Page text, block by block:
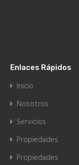
Enlaces Rápidos
Inicio
Nosotros
Servicios
Propiedades
Propiedades